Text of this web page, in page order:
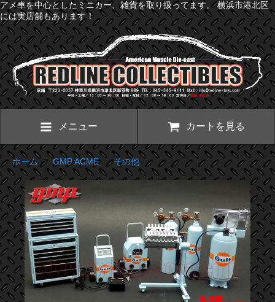
アメ車を中心としたミニカー、雑貨を取り扱ってます。 横浜市港北区
には実店舗もあります！
メニュー カートを見る
ホーム>GMP ACME>その他